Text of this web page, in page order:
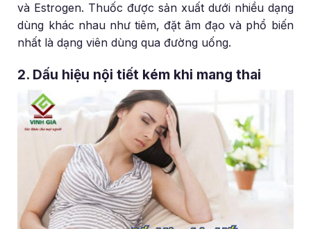
và Estrogen. Thuốc được sản xuất dưới nhiều dạng
dùng khác nhau như tiêm, đặt âm đạo và phổ biến
nhất là dạng viên dùng qua đường uống.
2. Dấu hiệu nội tiết kém khi mang thai